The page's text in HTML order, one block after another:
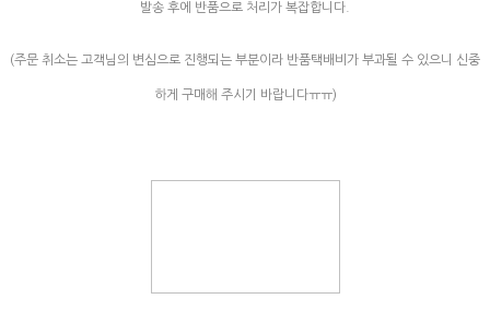
발송 후에 반품으로 처리가 복잡합니다.
(주문 취소는 고객님의 변심으로 진행되는 부분이라 반품택배비가 부과될 수 있으니 신중
하게 구매해 주시기 바랍니다ㅠㅠ)